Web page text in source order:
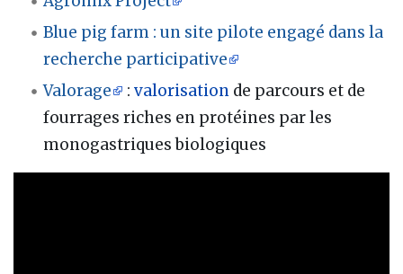
Blue pig farm : un site pilote engagé dans la
recherche participative
Valorage
:valorisation de parcours et de
fourrages riches en protéines par les
monogastriques biologiques